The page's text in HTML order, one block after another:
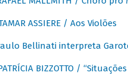
ASSIERE / Aos Violões
Bellinati interpreta
BIZZOTTO /